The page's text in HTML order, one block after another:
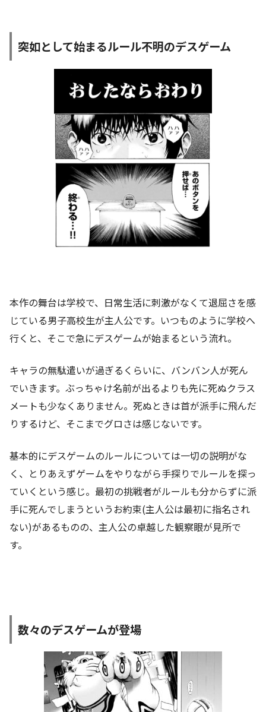
突如として始まるルール不明のデスゲーム
本作の舞台は学校で、日常生活に刺激がなくて退屈さを感
じている男子高校生が主人公です。いつものように学校へ
行くと、そこで急にデスゲームが始まるという流れ。
キャラの無駄遣いが過ぎるくらいに、バンバン人が死ん
でいきます。ぶっちゃけ名前が出るよりも先に死ぬクラス
メートも少なくありません。死ぬときは首が派手に飛んだ
りするけど、そこまでグロさは感じないです。
基本的にデスゲームのルールについては一切の説明がな
く、とりあえずゲームをやりながら手探りでルールを探っ
ていくという感じ。最初の挑戦者がルールも分からずに派
手に死んでしまうというお約束(主人公は最初に指名され
ない)があるものの、主人公の卓越した観察眼が見所で
す。
数々のデスゲームが登場